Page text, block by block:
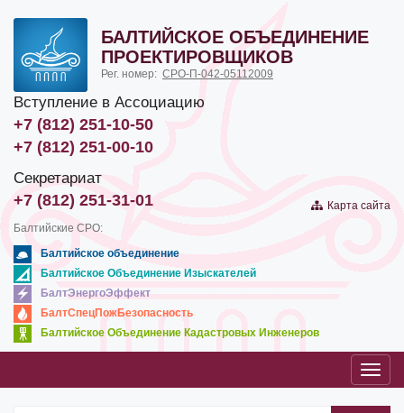
БАЛТИЙСКОЕ ОБЪЕДИНЕНИЕ
ПРОЕКТИРОВЩИКОВ
Рег. номер: СРО-П-042-05112009
Вступление в Ассоциацию
+7 (812) 251-10-50
+7 (812) 251-00-10
Секретариат
+7 (812) 251-31-01
Карта сайта
Балтийские СРО:
Балтийское объединение
Балтийское Объединение Изыскателей
БалтЭнергоЭффект
БалтСпецПожБезопасность
Балтийское Объединение Кадастровых Инженеров